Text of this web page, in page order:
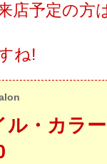
店予定の方
ね!
ル・カラ